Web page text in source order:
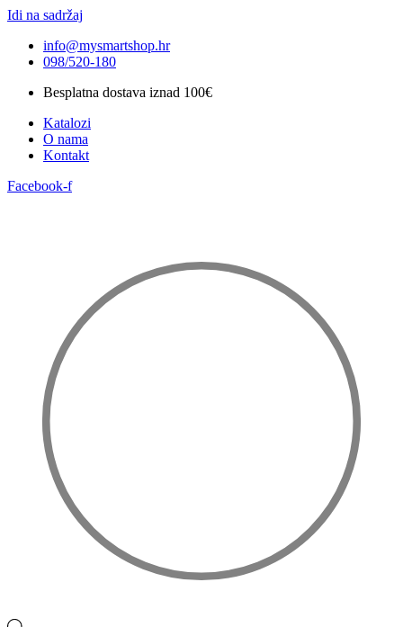
Idi na sadržaj
info@mysmartshop.hr
098/520-180
Besplatna dostava iznad 100€
Katalozi
O nama
Kontakt
Facebook-f